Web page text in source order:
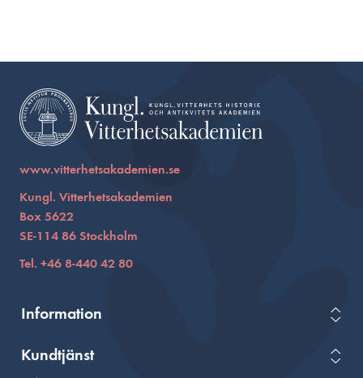
www.vitterhetsakademien.se
Kungl. Vitterhetsakademien
Box 5622
SE-114 86 Stockholm
Tel. +46 8-440 42 80
Information
Kundtjänst